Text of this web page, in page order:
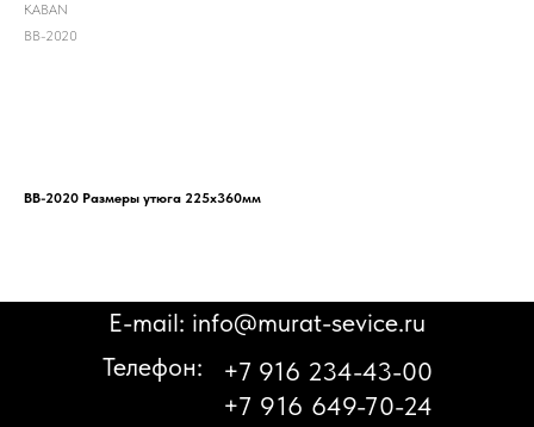
KABAN
BB-2020
BB-2020 Размеры утюга 225х360мм
+7 916 234-43-00
+7 916 649-70-24
Телефон:
E-mail: info@murat-sevice.ru